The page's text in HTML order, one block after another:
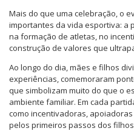
Mais do que uma celebração, o
importantes da vida esportiva: a
na formação de atletas, no
construção de valores que
Ao longo do dia, mães e filhos
experiências, comemoraram
que simbolizam muito do que o
ambiente familiar. Em cada
como incentivadoras,
pelos primeiros passos dos